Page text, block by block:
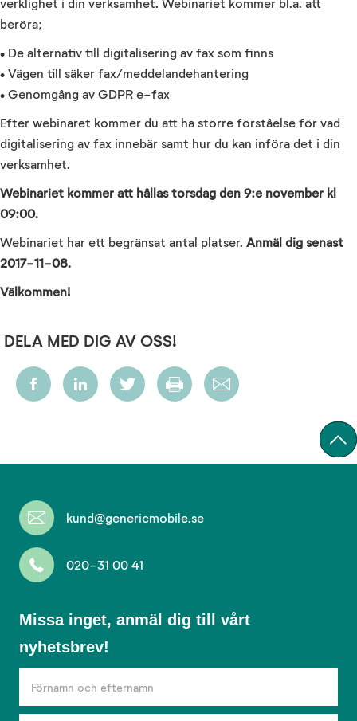
beröra;
• De alternativ till digitalisering av fax som finns
• Vägen till säker fax/meddelandehantering
• Genomgång av GDPR e-fax
Efter webinaret kommer du att ha större förståelse för vad
digitalisering av fax innebär samt hur du kan införa det i din
verksamhet.
Webinariet kommer att hållas torsdag den 9:e november kl
09:00.
Webinariet har ett begränsat antal platser. Anmäl dig senast
2017-11-08.
Välkommen!
DELA MED DIG AV OSS!
kund@genericmobile.se
020-31 00 41
anmäl
dig
till
Missa inget, anmäl dig till vårt
nyhetsbrev!